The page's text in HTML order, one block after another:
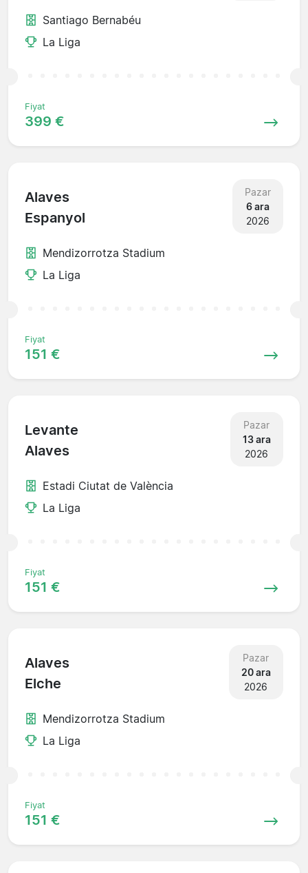
Santiago Bernabéu
La Liga
Fiyat
399 €
Alaves
Espanyol
Pazar
6 ara
2026
Mendizorrotza Stadium
La Liga
Fiyat
151 €
Levante
Alaves
Pazar
13 ara
2026
Estadi Ciutat de València
La Liga
Fiyat
151 €
Alaves
Elche
Pazar
20 ara
2026
Mendizorrotza Stadium
La Liga
Fiyat
151 €